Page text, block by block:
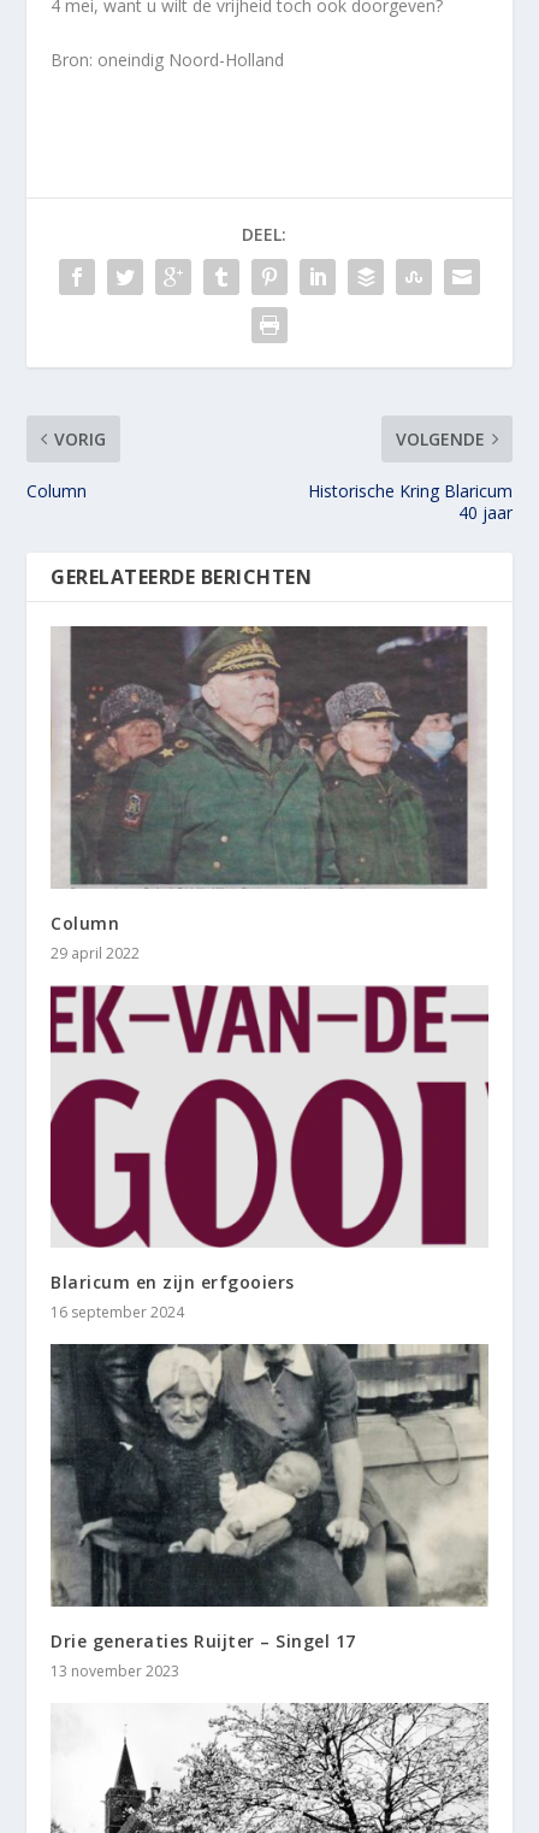
4 mei, want u wilt de vrijheid toch ook doorgeven?
Bron: oneindig Noord-Holland
DEEL:
VORIG
Column
VOLGENDE
Historische Kring Blaricum
40 jaar
GERELATEERDE BERICHTEN
Column
29 april 2022
Blaricum en zijn erfgooiers
16 september 2024
Drie generaties Ruijter – Singel 17
13 november 2023